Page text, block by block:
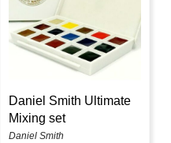
Daniel Smith Ultimate
Mixing set
Daniel Smith